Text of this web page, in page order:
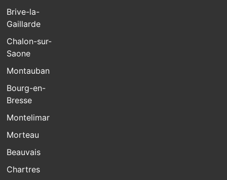
Brive-la-
Gaillarde
Chalon-sur-
Saone
Montauban
Bourg-en-
Bresse
Montelimar
Morteau
Beauvais
Chartres